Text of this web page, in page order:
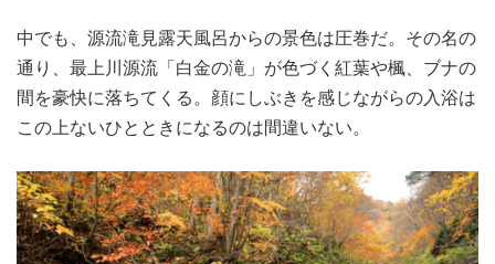
中でも、源流滝見露天風呂からの景色は圧巻だ。その名の
通り、最上川源流「白金の滝」が色づく紅葉や楓、ブナの
間を豪快に落ちてくる。顔にしぶきを感じながらの入浴は
この上ないひとときになるのは間違いない。